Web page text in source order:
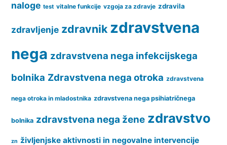
naloge test vitalne funkcije vzgoja za zdravje zdravila
zdravljenje zdravnik zdravstvena
nega zdravstvena nega infekcijskega
bolnika Zdravstvena nega otroka zdravstvena
nega otroka in mladostnika zdravstvena nega psihiatričnega
bolnika zdravstvena nega žene zdravstvo
zn življenjske aktivnosti in negovalne intervencije